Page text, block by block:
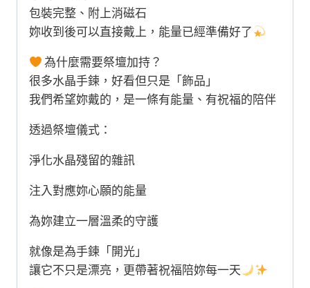
包裝完整、附上消磁石
妳收到後可以直接戴上，能量已經準備好了
為什麼需要祭壇加持？
很多水晶手鍊，好看但只是「飾品」
我們希望妳戴的，是一條有能量、有祝福的陪伴
透過祭壇儀式：
淨化水晶殘留的雜訊
注入對應妳心願的能量
為妳建立一層溫柔的守護
就像是為手鍊「開光」
讓它不只是漂亮，更帶著祝福陪妳每一天